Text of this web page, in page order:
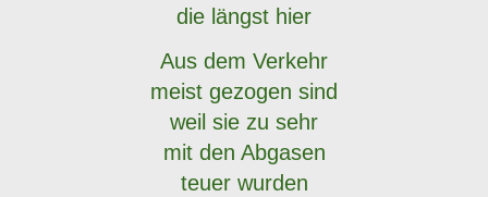
die längst hier
Aus dem Verkehr
meist gezogen sind
weil sie zu sehr
mit den Abgasen
teuer wurden